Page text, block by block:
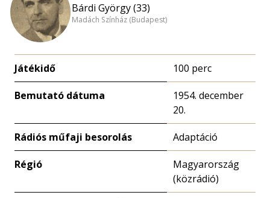
Bárdi György (33)
Madách Színház (Budapest)
Játékidő 100 perc
Bemutató dátuma
1954. december
20.
Rádiós műfaji besorolás Adaptáció
Régió
Magyarország
(közrádió)